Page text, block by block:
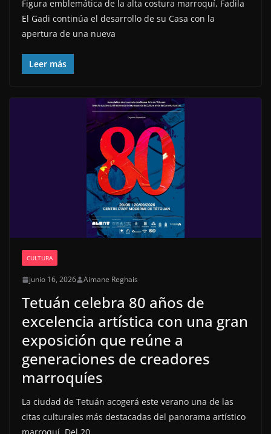
Figura emblemática de la alta costura marroquí, Fadila
El Gadi continúa el desarrollo de su Casa con la
apertura de una nueva
Leer más
CULTURA
junio 16, 2026 Aimane Reghais
Tetuán celebra 80 años de
excelencia artística con una gran
exposición que reúne a
generaciones de creadores
marroquíes
La ciudad de Tetuán acogerá este verano una de las
citas culturales más destacadas del panorama artístico